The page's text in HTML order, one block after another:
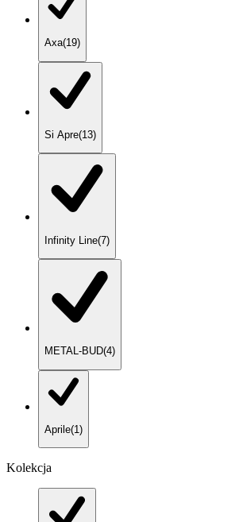
Axa(19)
Si Apre(13)
Infinity Line(7)
METAL-BUD(4)
Aprile(1)
Kolekcja